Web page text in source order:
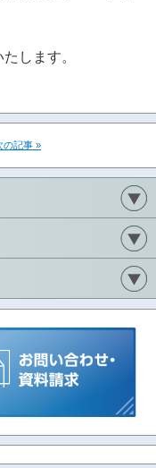
します。
の記事 »